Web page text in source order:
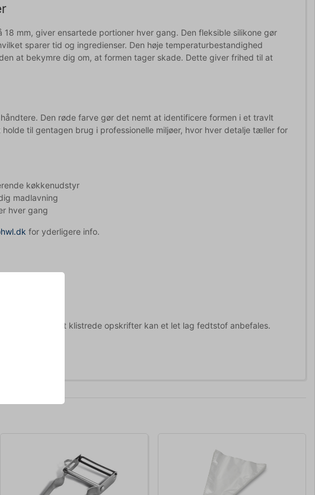
mm, giver ensartede portioner hver gang. Den fleksible silikone gør
sparer tid og ingredienser. Den høje temperaturbestandighed
at bekymre dig om, at formen tager skade. Dette giver frihed til at
Den røde farve gør det nemt at identificere formen i et travlt
til gentagen brug i professionelle miljøer, hvor hver detalje tæller for
køkkenudstyr
madlavning
hver gang
for yderligere info.
ovne.
ved meget klistrede opskrifter kan et let lag fedtstof anbefales.